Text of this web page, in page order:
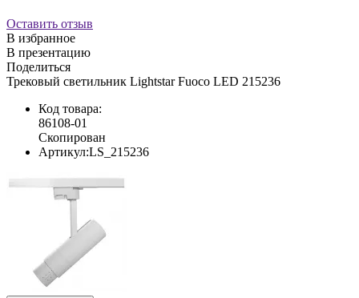
Оставить отзыв
В избранное
В презентацию
Поделиться
Трековый светильник Lightstar Fuoco LED 215236
Код товара:
86108-01
Скопирован
Артикул:LS_215236